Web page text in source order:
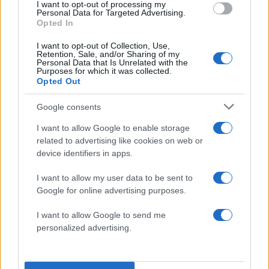
I want to opt-out of processing my
Personal Data for Targeted Advertising.
Opted In
I want to opt-out of Collection, Use,
Retention, Sale, and/or Sharing of my
Personal Data that Is Unrelated with the
Purposes for which it was collected.
Opted Out
Google consents
I want to allow Google to enable storage
related to advertising like cookies on web or
device identifiers in apps.
I want to allow my user data to be sent to
Google for online advertising purposes.
I want to allow Google to send me
personalized advertising.
Διεθνές Δίκαιο.
21:00 | 21.05.2026
«Ελπίδα για την
του κόμματος
20:59 | 21.05.2026
Η Μαρία Καρυστιανού έθεσε ως
στόχο τη διαμόρφωση «μιας
κυρίαρχης χώρας», υπογραμμίζοντας
ότι «μια κυρίαρχη χώρα οφείλει να
δυνάμεις». Στο πλαίσιο αυτό,